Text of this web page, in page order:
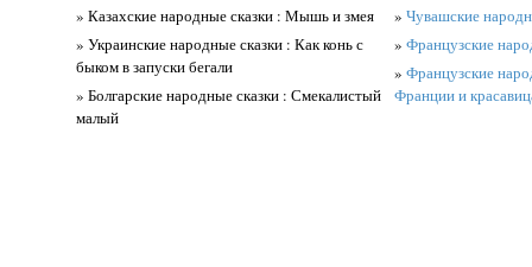
» Казахские народные сказки : Мышь и змея
» Украинские народные сказки : Как конь с
быком в запуски бегали
» Болгарские народные сказки : Смекалистый
малый
» Чувашские
» Французские
» Французские
Франции и